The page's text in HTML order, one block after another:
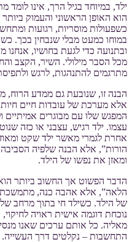
ילד, במיוחד בגיל הרך, אינו לומד
הוא האופן הראשוני והעמוק
כשפעולות מוסריות, רגועות
במוחו כמעט מבלי שנבחין בכך.
ובתנועה כדי לגעת בחושיו, אנחנו
מכל הסבר מילולי. השיר, הקצב
מתרגמים להתנהגות, לרגש
הבנה זו, שנובעת גם ממדע הרוח,
אלא מערכת של עובדות חיים
המפגש שלו עם מבוגרים אמיתיים
עצמו. ילד רגיש, עצבני או כזה
אחרת לגמרי מאשר ילד שקט
הורות”, אלא הבנה שלפיה
ומאזן את נפשו של הילד.
הדבר הפשוט אך החשוב ביותר
הלאה”, אלא אהבה כנה,
של הילד. כשילד חי בתוך מרחב
נוכחת דוגמה אישית ראויה
מאליה. כל אותם ערכים שאנו
התחשבות – נקלטים דרך העשייה.